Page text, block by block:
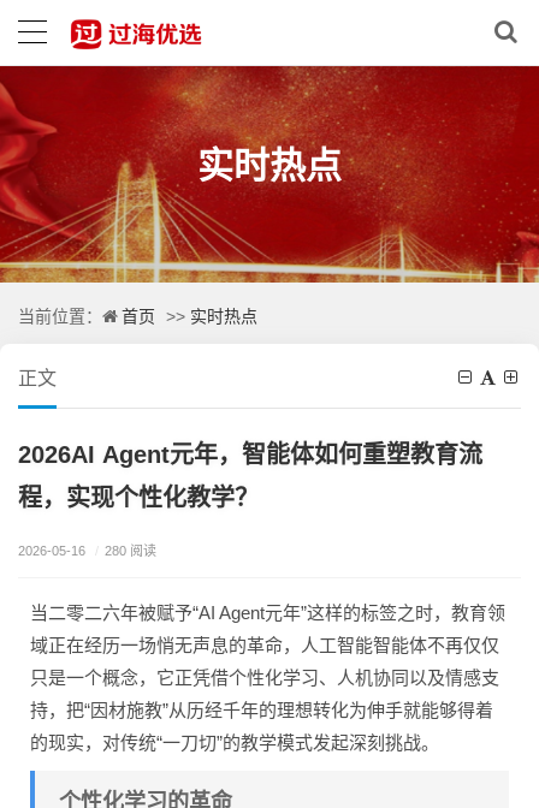
实时热点
当前位置： 首页 >> 实时热点
正文
2026AI Agent元年，智能体如何重塑教育流
程，实现个性化教学？
2026-05-16 / 280 阅读
当二零二六年被赋予“AI Agent元年”这样的标签之时，教育领
域正在经历一场悄无声息的革命，人工智能智能体不再仅仅
只是一个概念，它正凭借个性化学习、人机协同以及情感支
持，把“因材施教”从历经千年的理想转化为伸手就能够得着
的现实，对传统“一刀切”的教学模式发起深刻挑战。
个性化学习的革命